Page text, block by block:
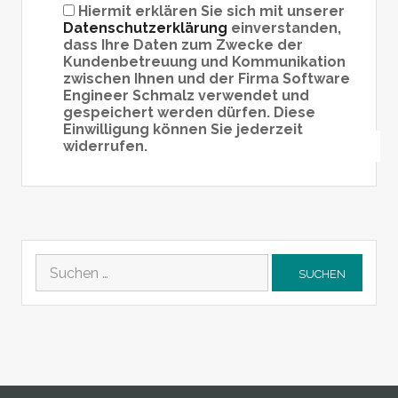
Hiermit erklären Sie sich mit unserer
Datenschutzerklärung einverstanden,
dass Ihre Daten zum Zwecke der
Kundenbetreuung und Kommunikation
zwischen Ihnen und der Firma Software
Engineer Schmalz verwendet und
gespeichert werden dürfen. Diese
Einwilligung können Sie jederzeit
widerrufen.
nach: